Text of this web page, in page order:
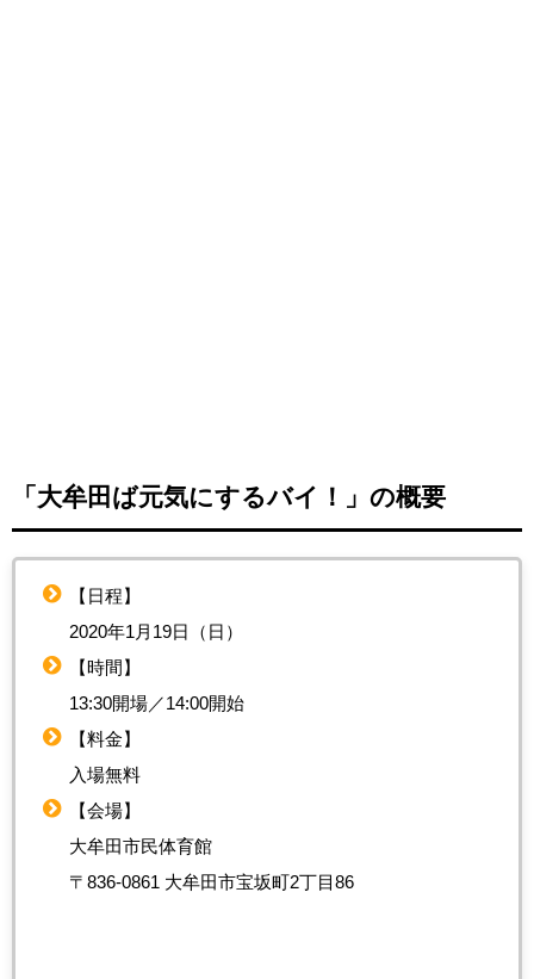
「大牟田ば元気にするバイ！」の概要
【日程】
2020年1月19日（日）
【時間】
13:30開場／14:00開始
【料金】
入場無料
【会場】
大牟田市民体育館
〒836-0861 大牟田市宝坂町2丁目86